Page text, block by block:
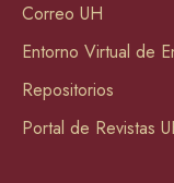
Correo UH
Entorno Virtual de
Repositorios
Portal de Revistas